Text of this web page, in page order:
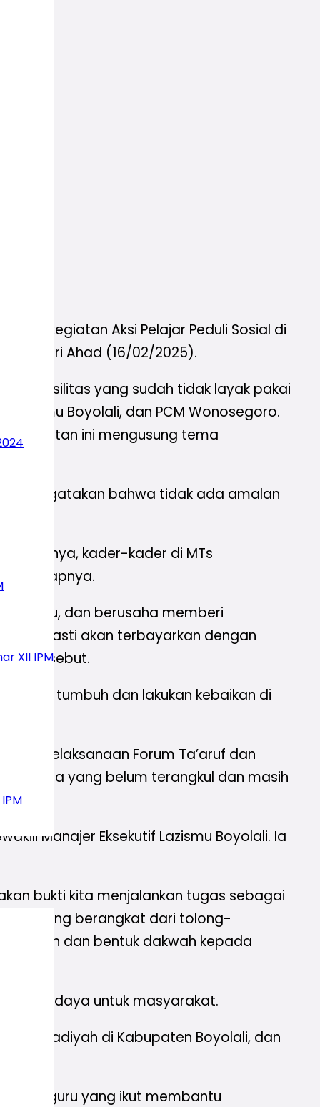
XII IPM
kegiatan Aksi Pelajar Peduli Sosial di
hari Ahad (16/02/2025).
fasilitas yang sudah tidak layak pakai
Lazismu Boyolali, dan PCM Wonosegoro.
Kegiatan ini mengusung tema
Ia mengatakan bahwa tidak ada amalan
kader-kader di MTs
harapnya.
pun itu, dan berusaha memberi
kita pasti akan terbayarkan dengan
tersebut.
terus tumbuh dan lakukan kebaikan di
pelaksanaan Forum Ta’aruf dan
Utara yang belum terangkul dan masih
Manajer Eksekutif Lazismu Boyolali. Ia
bukti kita menjalankan tugas sebagai
yang berangkat dari tolong-
dan bentuk dakwah kepada
berdaya untuk masyarakat.
di Kabupaten Boyolali, dan
dan guru yang ikut membantu